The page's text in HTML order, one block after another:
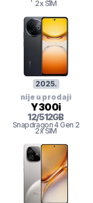
2x SIM
2025.
nije u prodaji
Y300i
12/512GB
Snapdragon 4 Gen 2
2x SIM